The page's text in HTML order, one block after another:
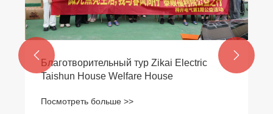
Благотворительный тур Zikai Electric
Taishun House Welfare House
Посмотреть больше >>
 